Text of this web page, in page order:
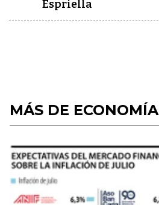
Espriella
MÁS DE ECONOMÍA